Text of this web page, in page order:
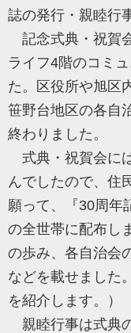
誌の発行・親睦行
記念式典・祝賀
ライフ4階のコミ
た。区役所や旭区
笹野台地区の各自
終わりました。
式典・祝賀会に
んでしたので、住
願って、『30周年
の全世帯に配布し
の歩み、各自治会
などを載せました
を紹介します。）
親睦行事は式典